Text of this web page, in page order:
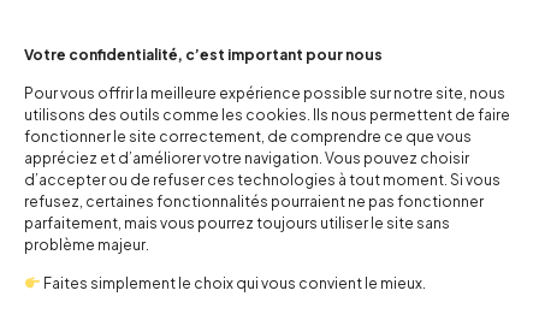
Votre confidentialité, c’est important pour nous
Pour vous offrir la meilleure expérience possible sur notre site, nous
utilisons des outils comme les cookies. Ils nous permettent de faire
fonctionner le site correctement, de comprendre ce que vous
appréciez et d’améliorer votre navigation. Vous pouvez choisir
d’accepter ou de refuser ces technologies à tout moment. Si vous
refusez, certaines fonctionnalités pourraient ne pas fonctionner
parfaitement, mais vous pourrez toujours utiliser le site sans
problème majeur.
Faites simplement le choix qui vous convient le mieux.
Bonnet panda
10,00€
Tasse Logo KISS
10,00 €